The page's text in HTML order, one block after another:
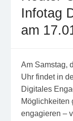
Infotag
am
Am Samstag,
Uhr findet in
Digitales
Möglichkeiten
engagieren –